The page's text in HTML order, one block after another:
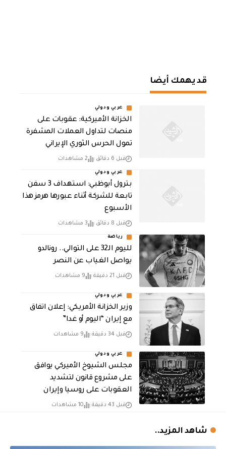
قد يهمك أيضا
عربي ودولي
الخزانة الأميركية: عقوبات على
منصات لتداول العملات المشفرة
تمول الحرس الثوري الإيراني
قبل 6 دقائق 2 مشاهدات
عربي ودولي
بترول أبوظبي: استهداف 3 سفن
تابعة للشركة أثناء عبورها هرمز هذا
الأسبوع
قبل 8 دقائق 3 مشاهدات
رياضة
لليوم الـ32 على التوالي.. رونالدو
يواصل الغياب عن النصر
قبل 21 دقيقة 9 مشاهدات
عربي ودولي
وزير الخزانة الأمريكي: إعلان اتفاق
مع إيران “اليوم أو غدا”
قبل 34 دقيقة 9 مشاهدات
عربي ودولي
مجلس الشيوخ الأميركي يوافق
على مشروع قانون لتشديد
العقوبات على روسيا وإيران
قبل 43 دقيقة 10 مشاهدات
شاهد المزيد..